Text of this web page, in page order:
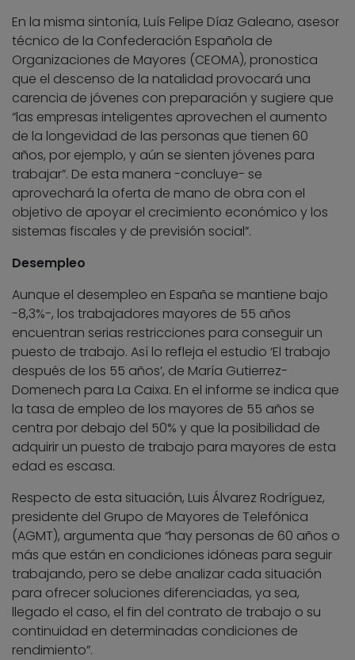
En la misma sintonía, Luís Felipe Díaz Galeano, asesor
técnico de la Confederación Española de
Organizaciones de Mayores (CEOMA), pronostica
que el descenso de la natalidad provocará una
carencia de jóvenes con preparación y sugiere que
“las empresas inteligentes aprovechen el aumento
de la longevidad de las personas que tienen 60
años, por ejemplo, y aún se sienten jóvenes para
trabajar”. De esta manera -concluye- se
aprovechará la oferta de mano de obra con el
objetivo de apoyar el crecimiento económico y los
sistemas fiscales y de previsión social”.
Desempleo
Aunque el desempleo en España se mantiene bajo
-8,3%-, los trabajadores mayores de 55 años
encuentran serias restricciones para conseguir un
puesto de trabajo. Así lo refleja el estudio ‘El trabajo
después de los 55 años’, de María Gutierrez-
Domenech para La Caixa. En el informe se indica que
la tasa de empleo de los mayores de 55 años se
centra por debajo del 50% y que la posibilidad de
adquirir un puesto de trabajo para mayores de esta
edad es escasa.
Respecto de esta situación, Luis Álvarez Rodríguez,
presidente del Grupo de Mayores de Telefónica
(AGMT), argumenta que “hay personas de 60 años o
más que están en condiciones idóneas para seguir
trabajando, pero se debe analizar cada situación
para ofrecer soluciones diferenciadas, ya sea,
llegado el caso, el fin del contrato de trabajo o su
continuidad en determinadas condiciones de
rendimiento”.